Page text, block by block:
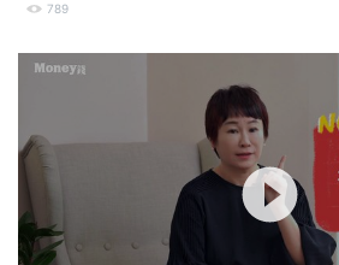
789